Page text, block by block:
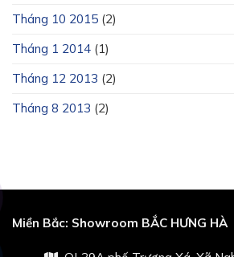
Tháng 10 2015 (2)
Tháng 1 2014 (1)
Tháng 12 2013 (2)
Tháng 8 2013 (2)
Miền Bắc: Showroom BẮC HƯNG HÀ